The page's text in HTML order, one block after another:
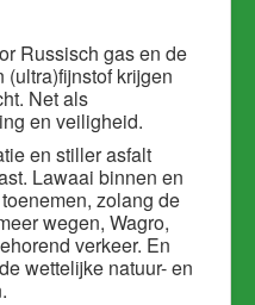
Russisch gas en de
(ultra)fijnstof krijgen
Net als
en veiligheid.
en stiller asfalt
Lawaai binnen en
zolang de
wegen, Wagro,
verkeer. En
wettelijke natuur- en